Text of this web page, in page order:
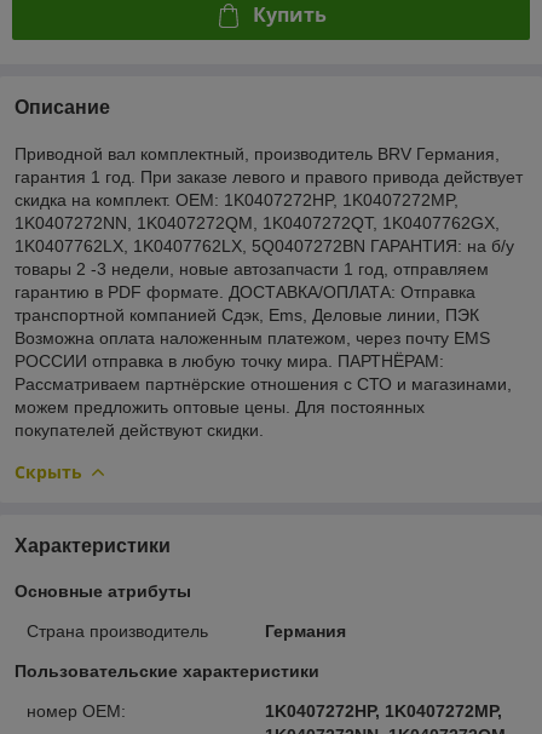
Купить
Описание
Приводной вал комплектный, производитель BRV Германия,
гарантия 1 год. При заказе левого и правого привода действует
скидка на комплект. OEM: 1K0407272HP, 1K0407272MP,
1K0407272NN, 1K0407272QM, 1K0407272QT, 1K0407762GX,
1K0407762LX, 1K0407762LX, 5Q0407272BN ГАРАНТИЯ: на б/у
товары 2 -3 недели, новые автозапчасти 1 год, отправляем
гарантию в PDF формате. ДОСТАВКА/ОПЛАТА: Отправка
транспортной компанией Сдэк, Ems, Деловые линии, ПЭК
Возможна оплата наложенным платежом, через почту EMS
РОССИИ отправка в любую точку мира. ПАРТНЁРАМ:
Рассматриваем партнёрские отношения с СТО и магазинами,
можем предложить оптовые цены. Для постоянных
покупателей действуют скидки.
Скрыть
Характеристики
Основные атрибуты
Страна производитель Германия
Пользовательские характеристики
номер OEM:
1K0407272HP, 1K0407272MP,